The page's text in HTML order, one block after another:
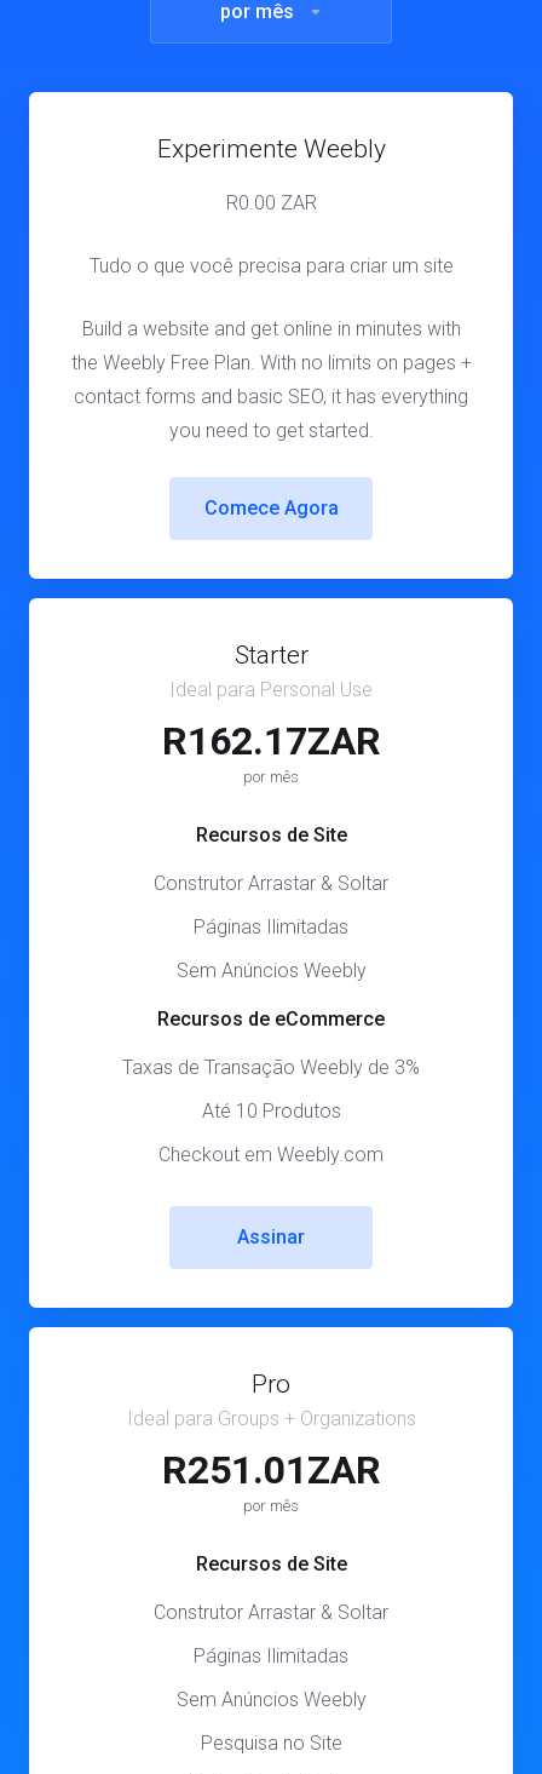
por mês
Experimente Weebly
R0.00 ZAR
Tudo o que você precisa para criar um site
Build a website and get online in minutes with
the Weebly Free Plan. With no limits on pages +
contact forms and basic SEO, it has everything
you need to get started.
Comece Agora
Starter
Ideal para Personal Use
R162.17ZAR
por mês
Recursos de Site
Construtor Arrastar & Soltar
Páginas Ilimitadas
Sem Anúncios Weebly
Recursos de eCommerce
Taxas de Transação Weebly de 3%
Até 10 Produtos
Checkout em Weebly.com
Assinar
Pro
Ideal para Groups + Organizations
R251.01ZAR
por mês
Recursos de Site
Construtor Arrastar & Soltar
Páginas Ilimitadas
Sem Anúncios Weebly
Pesquisa no Site